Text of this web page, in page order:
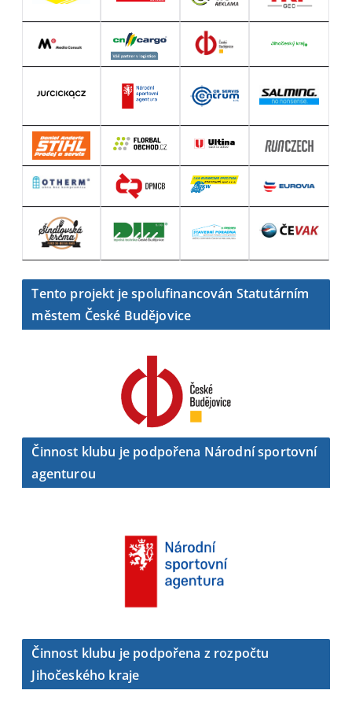
Tento projekt je spolufinancován Statutárním
městem České Budějovice
Činnost klubu je podpořena Národní sportovní
agenturou
Činnost klubu je podpořena z rozpočtu
Jihočeského kraje